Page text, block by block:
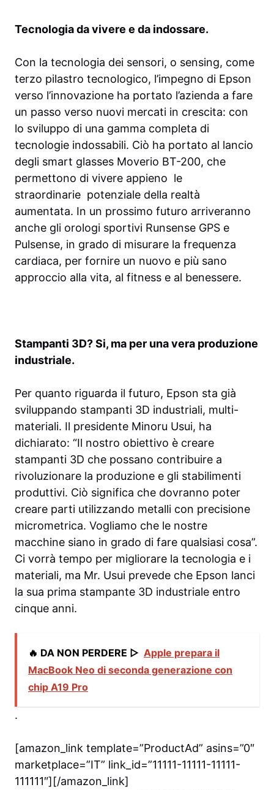
Tecnologia da vivere e da indossare.
Con la tecnologia dei sensori, o sensing, come
terzo pilastro tecnologico, l’impegno di Epson
verso l’innovazione ha portato l’azienda a fare
un passo verso nuovi mercati in crescita: con
lo sviluppo di una gamma completa di
tecnologie indossabili. Ciò ha portato al lancio
degli smart glasses Moverio BT-200, che
permettono di vivere appieno le
straordinarie potenziale della realtà
aumentata. In un prossimo futuro arriveranno
anche gli orologi sportivi Runsense GPS e
Pulsense, in grado di misurare la frequenza
cardiaca, per fornire un nuovo e più sano
approccio alla vita, al fitness e al benessere.
Stampanti 3D? Si, ma per una vera produzione
industriale.
Per quanto riguarda il futuro, Epson sta già
sviluppando stampanti 3D industriali, multi-
materiali. Il presidente Minoru Usui, ha
dichiarato: “Il nostro obiettivo è creare
stampanti 3D che possano contribuire a
rivoluzionare la produzione e gli stabilimenti
produttivi. Ciò significa che dovranno poter
creare parti utilizzando metalli con precisione
micrometrica. Vogliamo che le nostre
macchine siano in grado di fare qualsiasi cosa”.
Ci vorrà tempo per migliorare la tecnologia e i
materiali, ma Mr. Usui prevede che Epson lanci
la sua prima stampante 3D industriale entro
cinque anni.
🔥 DA NON PERDERE ▷ Apple prepara il
MacBook Neo di seconda generazione con
chip A19 Pro
.
[amazon_link template=”ProductAd” asins=”0″
marketplace=”IT” link_id=”11111-11111-11111-
111111″][/amazon_link]